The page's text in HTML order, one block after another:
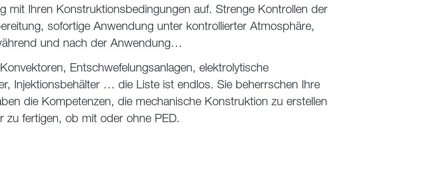
mit Ihren Konstruktionsbedingungen auf. Strenge Kontrollen der
sofortige Anwendung unter kontrollierter Atmosphäre,
und nach der Anwendung…
Entschwefelungsanlagen, elektrolytische
Injektionsbehälter … die Liste ist endlos. Sie beherrschen Ihre
die Kompetenzen, die mechanische Konstruktion zu erstellen
zu fertigen, ob mit oder ohne PED.